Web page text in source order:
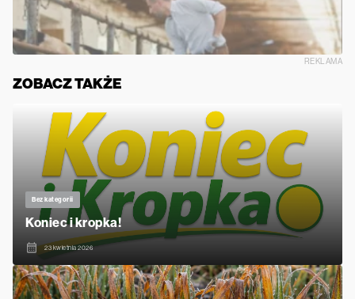
REKLAMA
ZOBACZ TAKŻE
Bez kategorii
Koniec i kropka!
23 kwietnia 2026